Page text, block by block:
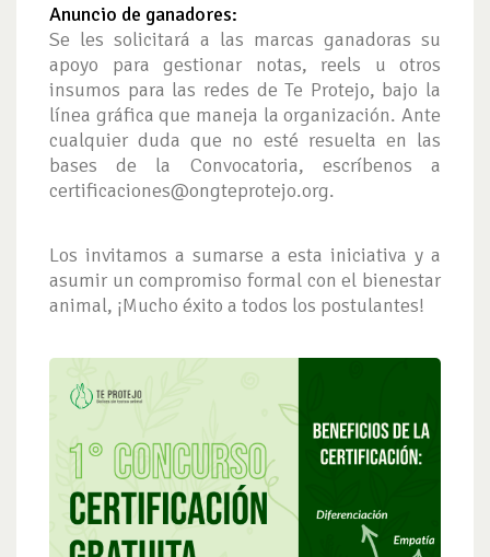
Anuncio de ganadores:
Se les solicitará a las marcas ganadoras su
apoyo para gestionar notas, reels u otros
insumos para las redes de Te Protejo, bajo la
línea gráfica que maneja la organización. Ante
cualquier duda que no esté resuelta en las
bases de la Convocatoria, escríbenos a
certificaciones@ongteprotejo.org.
Los invitamos a sumarse a esta iniciativa y a
asumir un compromiso formal con el bienestar
animal, ¡Mucho éxito a todos los postulantes!